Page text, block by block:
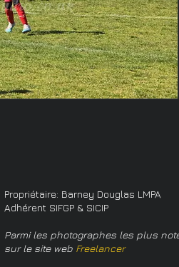
Propriétaire: Barney Douglas LMPA
Adhérent SIFGP & SICIP
Parmi les photographes les plus
sur le site web Freelancer